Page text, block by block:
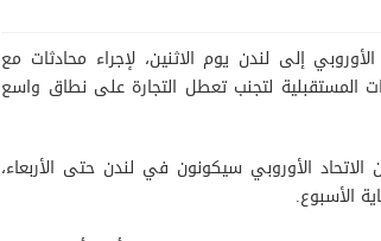
إلى لندن يوم الاثنين، لإجراء محادثات مع
المستقبلية لتجنب تعطل التجارة على نطاق واسع
الأوروبي سيكونون في لندن حتى الأربعاء،
الأسبوع.